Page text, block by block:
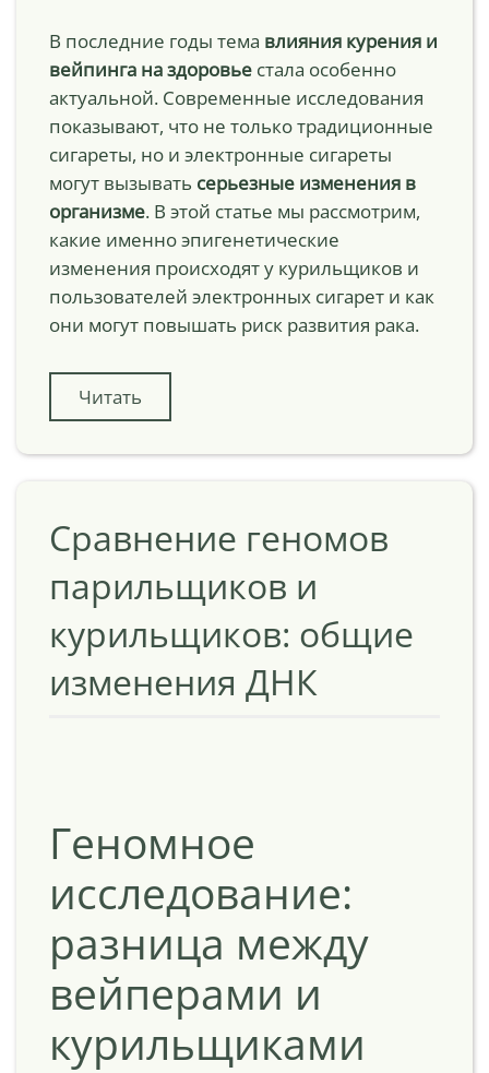
В последние годы тема влияния курения и
вейпинга на здоровье стала особенно
актуальной. Современные исследования
показывают, что не только традиционные
сигареты, но и электронные сигареты
могут вызывать серьезные изменения в
организме. В этой статье мы рассмотрим,
какие именно эпигенетические
изменения происходят у курильщиков и
пользователей электронных сигарет и как
они могут повышать риск развития рака.
Читать
Сравнение геномов
парильщиков и
курильщиков: общие
изменения ДНК
Геномное
исследование:
разница между
вейперами и
курильщиками